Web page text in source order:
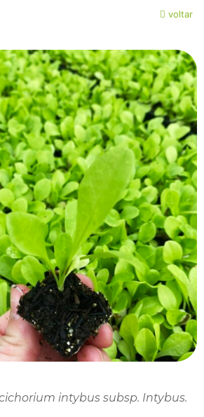
voltar
intybus subsp. Intybus.